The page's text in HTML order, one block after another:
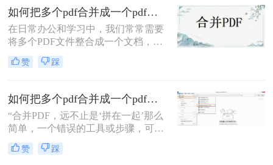
急的！”这样的场景，你是否熟悉？
如何把多个pdf合并成一个pdf？来试试这两种高效方法！
在日常办公和学习中，我们常常需要
将多个PDF文件整合成一个文档，以
便更好地管理和分享信息。那么如何
把多个pdf合并成一个pdf呢？为了帮
介绍两种简单而实用的方法来合并多
个PDF文件。
赞 踩
如何把多个pdf合并成一个pdf？5种高效合并方法详解！
“合并PDF，远不止是‘拼在一起’那么
简单，一个错误的工具或步骤，可能
让你精心排版的文档面目全
非。”——这是从业多年，处理过上
赞 踩